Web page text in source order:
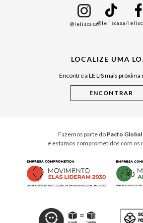
Cuidados Casa
@leliscasa@leliscasa/
LOCALIZE UMA
Encontre a LE LIS mais próxima
Fazemos parte do Pacto Global
e estamos comprometidos com os